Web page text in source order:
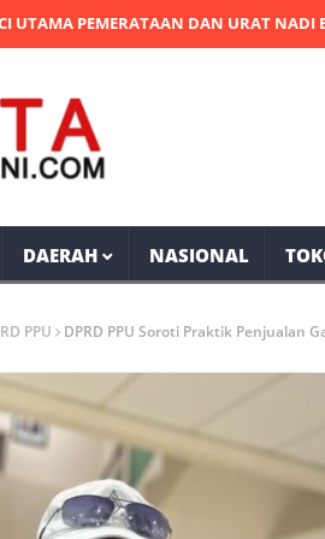
DAN URAT NADI EKONOMI
DAERAH NASIONAL
PPU
DPRD PPU Soroti Praktik Penjualan